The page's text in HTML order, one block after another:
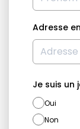
Adresse
Je suis un
Oui
Non